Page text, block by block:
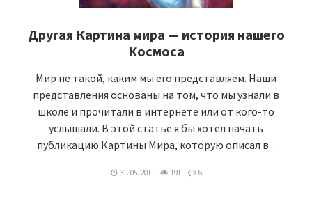
Другая Картина мира — история нашего
Космоса
Мир не такой, каким мы его представляем. Наши
представления основаны на том, что мы узнали в
школе и прочитали в интернете или от кого-то
услышали. В этой статье я бы хотел начать
публикацию Картины Мира, которую описал в...
31. 05. 2011 191 6